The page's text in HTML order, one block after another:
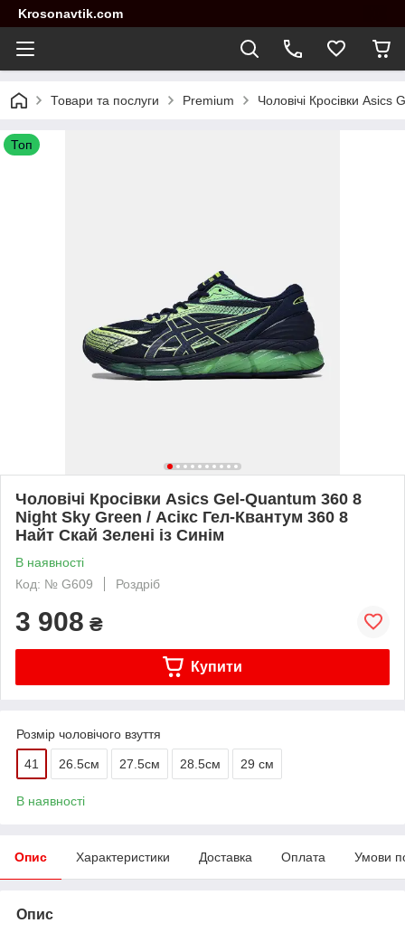
Krosonavtik.com
Товари та послуги Premium Чоловічі Кросівки
Топ
Чоловічі Кросівки Asics Gel-Quantum 360 8
Night Sky Green / Асікс Гел-Квантум 360 8
Найт Скай Зелені із Синім
В наявності
Код: № G609
Роздріб
3 908 ₴
Купити
Розмір чоловічого взуття
41 26.5см 27.5см 28.5см 29 см
В наявності
Опис Характеристики Доставка Оплата Умови
Опис